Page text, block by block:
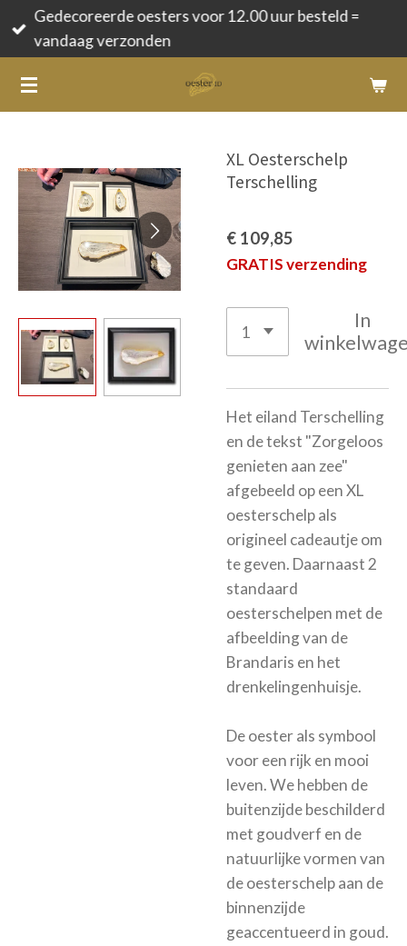
Ga
direct
de
Gedecoreerde oesters voor 12.00 uur besteld =
vandaag verzonden
XL Oesterschelp
Terschelling
€ 109,85
GRATIS verzending
In
Het eiland Terschelling
en de tekst "Zorgeloos
genieten aan zee"
afgebeeld op een XL
oesterschelp als
origineel cadeautje om
te geven. Daarnaast 2
standaard
oesterschelpen met de
afbeelding van de
Brandaris en het
drenkelingenhuisje.
De oester als symbool
voor een rijk en mooi
leven. We hebben de
buitenzijde beschilderd
met goudverf en de
natuurlijke vormen van
de oesterschelp aan de
binnenzijde
geaccentueerd in goud.